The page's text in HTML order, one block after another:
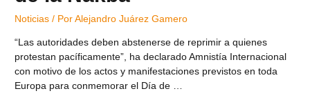
Noticias / PorAlejandro Juárez Gamero
“Las autoridades deben abstenerse de reprimir a quienes
protestan pacíficamente”, ha declarado Amnistía Internacional
con motivo de los actos y manifestaciones previstos en toda
Europa para conmemorar el Día de …